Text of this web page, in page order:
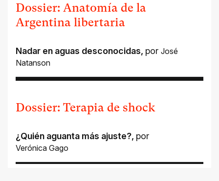
Dossier: Anatomía de la
Argentina libertaria
Nadar en aguas desconocidas, por José
Natanson
Dossier: Terapia de shock
¿Quién aguanta más ajuste?, por
Verónica Gago